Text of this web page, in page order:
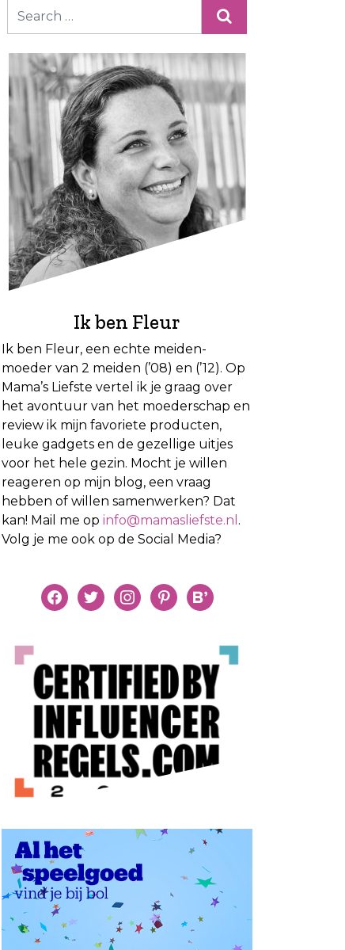
Ik ben Fleur
Ik ben Fleur, een echte meiden-
moeder van 2 meiden (’08) en (’12). Op
Mama’s Liefste vertel ik je graag over
het avontuur van het moederschap en
review ik mijn favoriete producten,
leuke gadgets en de gezellige uitjes
voor het hele gezin. Mocht je willen
reageren op mijn blog, een vraag
hebben of willen samenwerken? Dat
kan! Mail me op info@mamasliefste.nl .
Volg je me ook op de Social Media?
facebooktwitterinstagrampinterestbloglovin